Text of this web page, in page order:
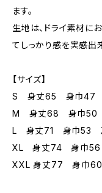
ます。
生地は、ドライ素材に
てしっかり感を実感出
【サイズ】
S 身丈65 身巾47
M 身丈68 身巾50
L 身丈71 身巾53
XL 身丈74 身巾
XXL 身丈77 身巾